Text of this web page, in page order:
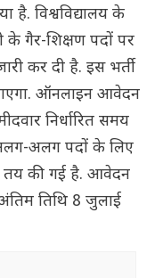
विश्वविद्यालय के
के गैर-शिक्षण पदों पर
कर दी है. इस भर्ती
ऑनलाइन आवेदन
निर्धारित समय
अलग पदों के लिए
की गई है. आवेदन
तिथि 8 जुलाई